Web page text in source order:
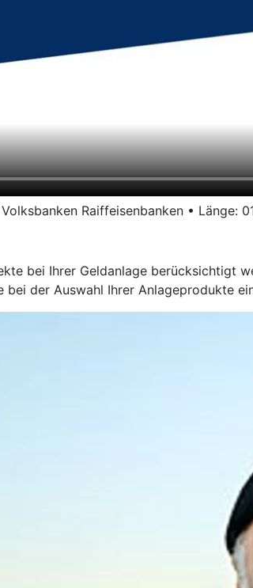
Raiffeisenbanken • Länge:
bei Ihrer Geldanlage berücksichtigt
der Auswahl Ihrer Anlageprodukte